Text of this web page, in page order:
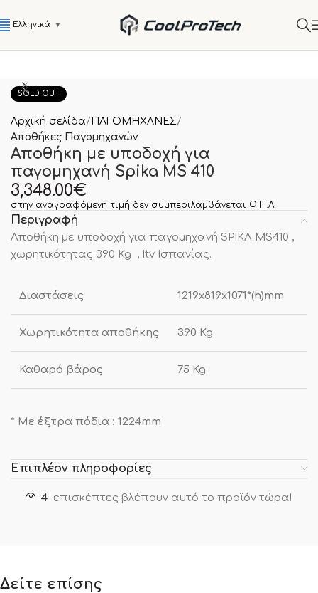
Ελληνικά ▼
SOLD OUT
Αρχική σελίδα
ΠΑΓΟΜΗΧΑΝΕΣ
Αποθήκες Παγομηχανών
Αποθήκη με υποδοχή για
παγομηχανή Spika MS 410
3,348.00€
στην αναγραφόμενη τιμή δεν συμπεριλαμβάνεται Φ.Π.Α
Περιγραφή
Αποθήκη με υποδοχή για παγομηχανή SPIKA MS410 ,
χωρητικότητας 390 Kg , Itv Ισπανίας.
Διαστάσεις 1219x819x1071*(h)mm
Χωρητικότητα αποθήκης 390 Kg
Καθαρό βάρος 75 Kg
* Mε έξτρα πόδια : 1224mm
Επιπλέον πληροφορίες
4 επισκέπτες βλέπουν αυτό το προϊόν τώρα!
Δείτε επίσης